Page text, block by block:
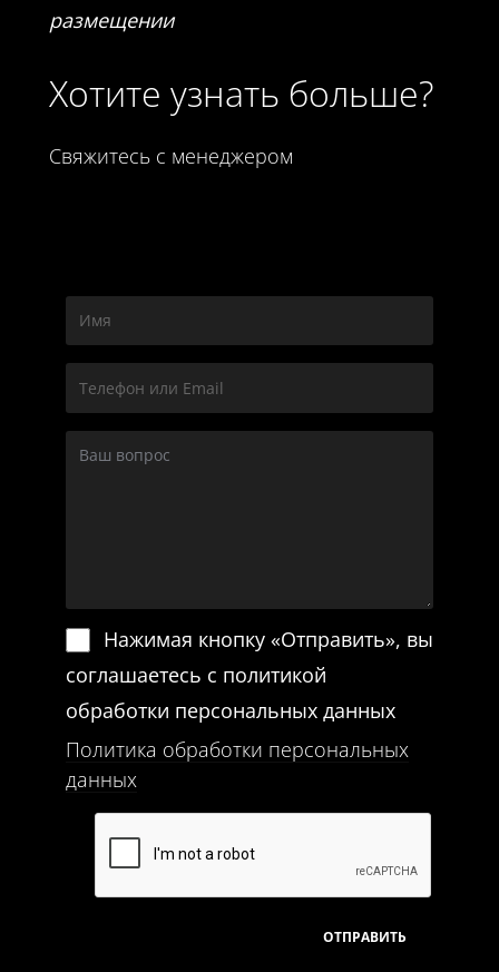
размещении
Хотите узнать больше?
Свяжитесь с менеджером
Нажимая кнопку «Отправить», вы
соглашаетесь с политикой
обработки персональных данных
Политика обработки персональных
данных